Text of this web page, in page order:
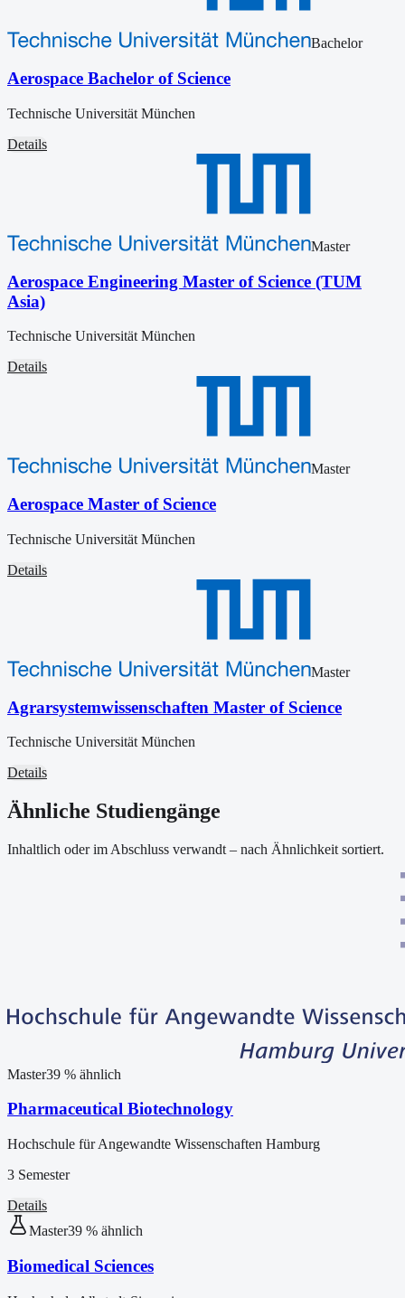
Bachelor
Aerospace Bachelor of Science
Technische Universität München
Details
Master
Aerospace Engineering Master of Science (TUM
Asia)
Technische Universität München
Details
Master
Aerospace Master of Science
Technische Universität München
Details
Master
Agrarsystemwissenschaften Master of Science
Technische Universität München
Details
Ähnliche Studiengänge
Inhaltlich oder im Abschluss verwandt – nach Ähnlichkeit sortiert.
Master39 % ähnlich
Pharmaceutical Biotechnology
Hochschule für Angewandte Wissenschaften Hamburg
3 Semester
Details
Master39 % ähnlich
Biomedical Sciences